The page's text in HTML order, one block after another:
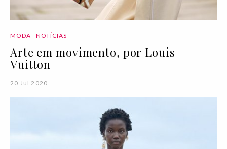
MODA NOTÍCIAS
Arte em movimento, por Louis
Vuitton
20 Jul 2020